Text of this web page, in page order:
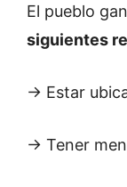
El pueblo
siguientes
→ Estar
→ Tener